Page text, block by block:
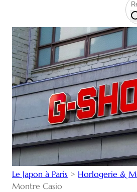
Le Japon à Paris > Horlogerie &
Montre Casio